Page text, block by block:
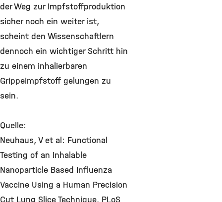
der Weg zur Impfstoffproduktion
sicher noch ein weiter ist,
scheint den Wissenschaftlern
dennoch ein wichtiger Schritt hin
zu einem inhalierbaren
Grippeimpfstoff gelungen zu
sein.
Quelle:
Neuhaus, V et al: Functional
Testing of an Inhalable
Nanoparticle Based Influenza
Vaccine Using a Human Precision
Cut Lung Slice Technique. PLoS